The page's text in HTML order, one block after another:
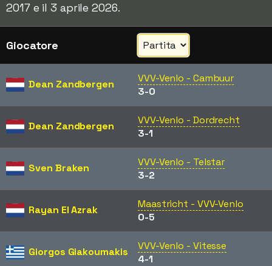
2017 e il 3 aprile 2026.
Giocatore
Dean Zandbergen
VVV-Venlo - Cambuur
3-0
Dean Zandbergen
VVV-Venlo - Dordrecht
3-1
Sven Braken
VVV-Venlo - Telstar
3-2
Rayan El Azrak
Maastricht - VVV-Venlo
0-5
Giorgos Giakoumakis
VVV-Venlo - Vitesse
4-1